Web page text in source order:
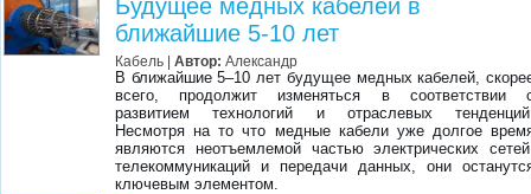
Будущее медных кабелей в
ближайшие 5-10 лет
Кабель |Автор: Александр
В ближайшие 5–10 лет будущее медных кабелей,
всего, продолжит изменяться в соответствии
развитием технологий и отраслевых
Несмотря на то что медные кабели уже долгое
являются неотъемлемой частью электрических
телекоммуникаций и передачи данных, они
ключевым элементом.